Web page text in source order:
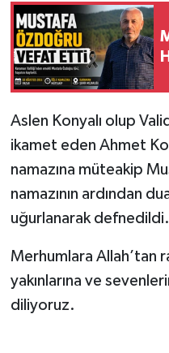
Aslen Konyalı olup
ikamet eden Ahmet
namazına müteakip
namazının ardından
uğurlanarak defnedildi.
Merhumlara Allah’tan
yakınlarına ve
diliyoruz.